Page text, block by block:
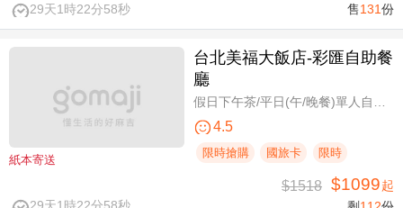
29天1時22分58秒 售131份
紙本寄送
台北美福大飯店-彩匯自助餐
廳
假日下午茶/平日(午/晚餐)單人自助吃到飽券
4.5
限時搶購 國旅卡 限時
$1518 $1099起